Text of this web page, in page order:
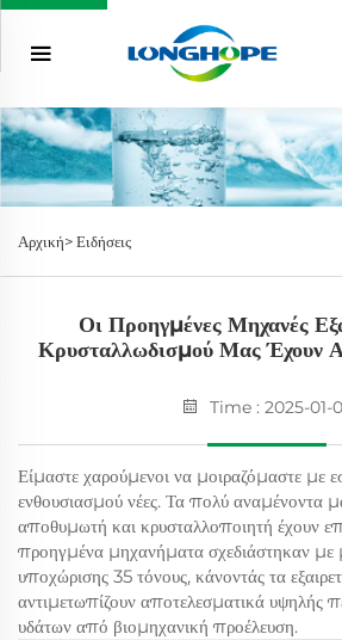
Αρχική>Ειδήσεις
Οι Προηγμένες Μηχανές
Κρυσταλλωδισμού Μας Έχουν
Time : 2025-01-
Είμαστε χαρούμενοι να μοιραζόμαστε με
ενθουσιασμού νέες. Τα πολύ αναμένοντα
αποθυμωτή και κρυσταλλοποιητή έχουν
προηγμένα μηχανήματα σχεδιάστηκαν με
υποχώρισης 35 τόνους, κάνοντάς τα
αντιμετωπίζουν αποτελεσματικά υψηλής
υδάτων από βιομηχανική προέλευση.